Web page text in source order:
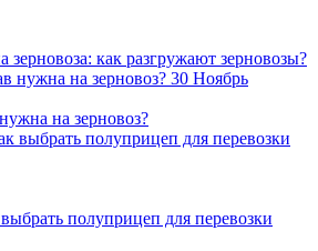
как разгружают зерновозы?
30 Ноябрь
на зерновоз?
полуприцеп для перевозки